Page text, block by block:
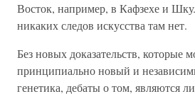
Восток, например, в Кафзехе и
никаких следов искусства там нет.
Без новых доказательств, которые
принципиально новый и
генетика, дебаты о том, являются